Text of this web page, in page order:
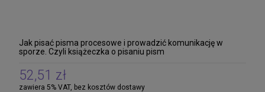
Jak pisać pisma procesowe i prowadzić komunikację w
sporze. Czyli książeczka o pisaniu pism
52,51 zł
zawiera 5% VAT, bez kosztów dostawy